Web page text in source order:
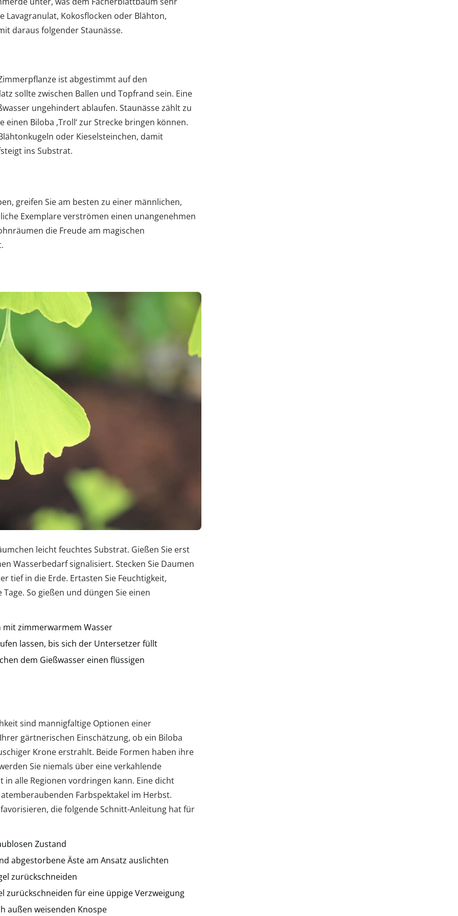
Lavagranulat, Kokosflocken oder Blähton,
daraus folgender Staunässe.
ist abgestimmt auf den
sollte zwischen Ballen und Topfrand sein. Eine
ungehindert ablaufen. Staunässe zählt zu
Biloba ‚Troll‘ zur Strecke bringen können.
oder Kieselsteinchen, damit
ins Substrat.
greifen Sie am besten zu einer männlichen,
Exemplare verströmen einen unangenehmen
die Freude am magischen
leicht feuchtes Substrat. Gießen Sie erst
Wasserbedarf signalisiert. Stecken Sie Daumen
tief in die Erde. Ertasten Sie Feuchtigkeit,
So gießen und düngen Sie einen
zimmerwarmem Wasser
lassen, bis sich der Untersetzer füllt
dem Gießwasser einen flüssigen
sind mannigfaltige Optionen einer
gärtnerischen Einschätzung, ob ein Biloba
Krone erstrahlt. Beide Formen haben ihre
Sie niemals über eine verkahlende
alle Regionen vordringen kann. Eine dicht
Farbspektakel im Herbst.
die folgende Schnitt-Anleitung hat für
Zustand
abgestorbene Äste am Ansatz auslichten
zurückschneiden
zurückschneiden für eine üppige Verzweigung
außen weisenden Knospe